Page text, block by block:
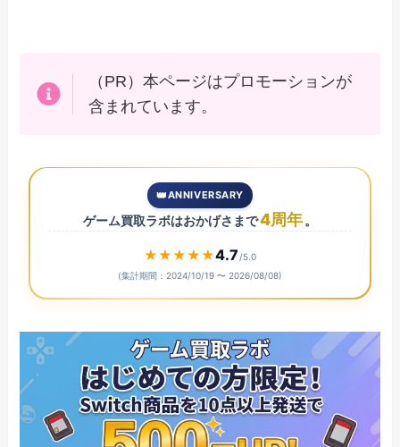
（PR）本ページはプロモーションが
含まれています。
👑ANNIVERSARY
ゲーム買取ラボはおかげさまで4周年。
★★★★★4.7/5.0
(集計期間：2024/10/19 〜 2026/08/08)